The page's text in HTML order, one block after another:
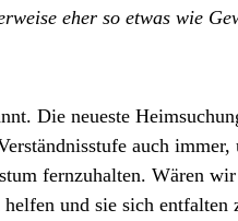
eher so etwas wie
Die neueste
auch
fernzuhalten. Wären
und sie sich